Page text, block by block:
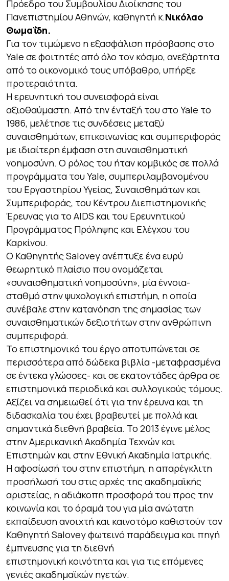
Πρόεδρο του Συμβουλίου Διοίκησης του
Πανεπιστημίου Αθηνών, καθηγητή κ.Νικόλαο
Θωμαΐδη.
Για τον τιμώμενο η εξασφάλιση πρόσβασης στο
Yale σε φοιτητές από όλο τον κόσμο, ανεξάρτητα
από το οικονομικό τους υπόβαθρο, υπήρξε
προτεραιότητα.
Η ερευνητική του συνεισφορά είναι
αξιοθαύμαστη. Από την ένταξή του στο Yale το
1986, μελέτησε τις συνδέσεις μεταξύ
συναισθημάτων, επικοινωνίας και συμπεριφοράς
με ιδιαίτερη έμφαση στη συναισθηματική
νοημοσύνη. Ο ρόλος του ήταν κομβικός σε πολλά
προγράμματα του Yale, συμπεριλαμβανομένου
του Εργαστηρίου Υγείας, Συναισθημάτων και
Συμπεριφοράς, του Κέντρου Διεπιστημονικής
Έρευνας για το AIDS και του Ερευνητικού
Προγράμματος Πρόληψης και Ελέγχου του
Καρκίνου.
Ο Καθηγητής Salovey ανέπτυξε ένα ευρύ
θεωρητικό πλαίσιο που ονομάζεται
«συναισθηματική νοημοσύνη», μία έννοια-
σταθμό στην ψυχολογική επιστήμη, η οποία
συνέβαλε στην κατανόηση της σημασίας των
συναισθηματικών δεξιοτήτων στην ανθρώπινη
συμπεριφορά.
Το επιστημονικό του έργο αποτυπώνεται σε
περισσότερα από δώδεκα βιβλία -μεταφρασμένα
σε έντεκα γλώσσες- και σε εκατοντάδες άρθρα σε
επιστημονικά περιοδικά και συλλογικούς τόμους.
Αξίζει να σημειωθεί ότι για την έρευνα και τη
διδασκαλία του έχει βραβευτεί με πολλά και
σημαντικά διεθνή βραβεία. Το 2013 έγινε μέλος
στην Αμερικανική Ακαδημία Τεχνών και
Επιστημών και στην Εθνική Ακαδημία Ιατρικής.
Η αφοσίωσή του στην επιστήμη, η απαρέγκλιτη
προσήλωσή του στις αρχές της ακαδημαϊκής
αριστείας, η αδιάκοπη προσφορά του προς την
κοινωνία και το όραμά του για μία ανώτατη
εκπαίδευση ανοιχτή και καινοτόμο καθιστούν τον
Καθηγητή Salovey φωτεινό παράδειγμα και πηγή
έμπνευσης για τη διεθνή
επιστημονική κοινότητα και για τις επόμενες
γενιές ακαδημαϊκών ηγετών.